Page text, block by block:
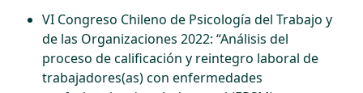
VI Congreso Chileno de Psicología del Trabajo y
de las Organizaciones 2022: “Análisis del
proceso de calificación y reintegro laboral de
trabajadores(as) con enfermedades